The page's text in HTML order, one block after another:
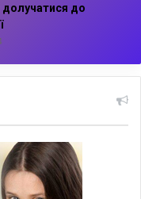
долучатися до